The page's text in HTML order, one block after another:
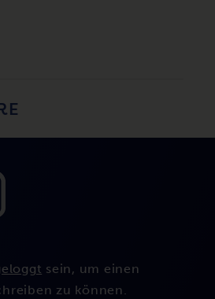
sein, um einen
zu können.